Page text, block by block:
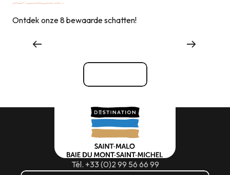
Ontdek onze 8 bewaarde schatten!
Tél. +33 (0)2 99 56 66 99